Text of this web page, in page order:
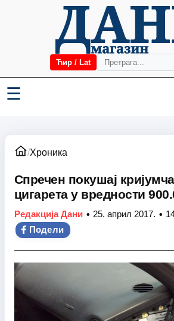
Ћир / Lat
☰
/Хроника
Спречен покушај
цигарета у вредности
Редакција Дани • 25. април 2017. •
Подели